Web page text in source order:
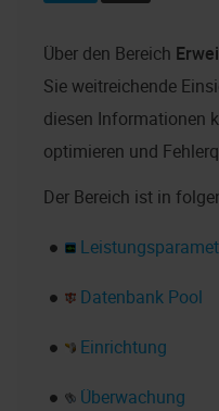
Über den Bereich
Sie weitreichende
diesen Informationen
optimieren und
Der Bereich ist in
Datenbank Pool
Einrichtung
Überwachung